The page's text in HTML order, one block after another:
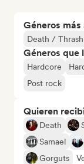
Géneros
Death / Thrash
Géneros que
Hardcore
Post rock
Quieren
Death
Samael
Gorguts